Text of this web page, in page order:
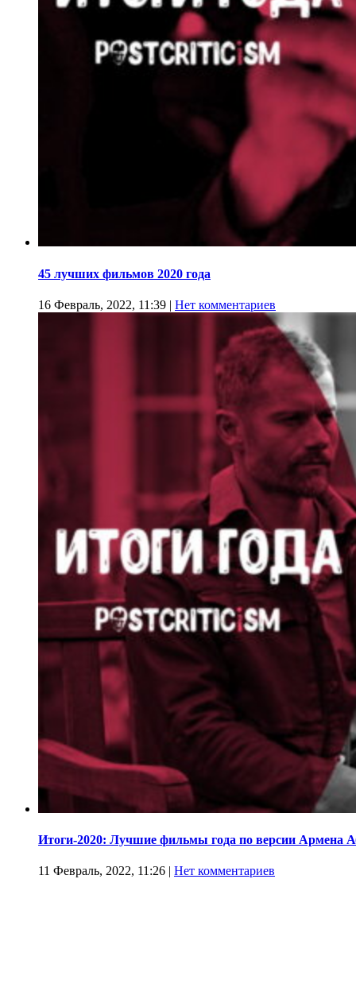
45 лучших фильмов 2020 года
16 Февраль, 2022, 11:39 | Нет комментариев
Итоги-2020: Лучшие фильмы года по версии Армена
11 Февраль, 2022, 11:26 | Нет комментариев